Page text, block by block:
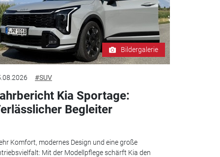
Bildergalerie
#SUV
Kia Sportage:
Begleiter
Komfort, modernes Design und eine große
Mit der Modellpflege schärft Kia den